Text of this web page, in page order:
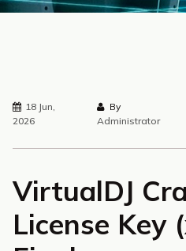
18 Jun,
2026
By
Administrator
VirtualDJ
License Key